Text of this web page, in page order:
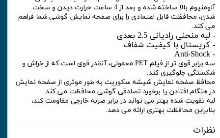
آلومنیوم بالا ساخته شده و بعد از 4 ساعت حرارت دیدن و سخت
شدن، محافظت قابل اعتمادی را برای صفحه نمایش گوشی شما فراهم
می کند.
- لبه منحنی رادیانی 2.5 بعدی
- کریستال با کیفیت شفاف
- Anti-Shock
سه برابر قوی تر از فیلم PET معمولی، آنقدر قوی است که از خراش و
شکستگی جلوگیری کند.
محافظ صفحه نمایش شیشه سکوریت به طور موثری از صفحه نمایش
در هنگام افتادن یا برخورد تصادفی گوشی محافظت می کند.
لبه تقویت شده بهتر می تواند در برابر ضربه خارجی مقاومت کند،
بنابراین محافظت بهتری ارائه می دهد.
نظرات